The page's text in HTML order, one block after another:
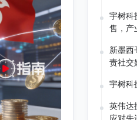
宇树科
售，产
新墨西
责社交
宇树科
英伟达